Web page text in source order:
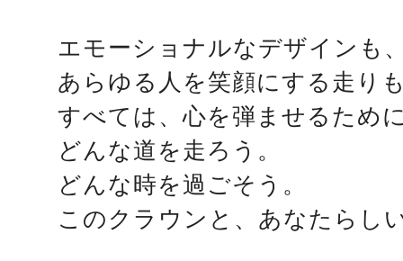
エモーショナルなデザインも
あらゆる人を笑顔にする走り
すべては、心を弾ませるため
どんな道を走ろう。
どんな時を過ごそう。
このクラウンと、あなたらし